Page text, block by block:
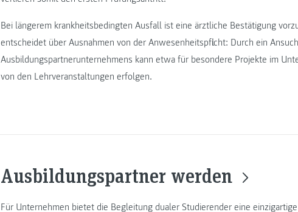
Bei längerem krankheitsbedingten Ausfall ist eine ärztliche Bestätigung
entscheidet über Ausnahmen von der Anwesenheitspflicht: Durch ein
Ausbildungspartnerunternehmens kann etwa für besondere Projekte im
von den Lehrveranstaltungen erfolgen.
Ausbildungspartner werden
Für Unternehmen bietet die Begleitung dualer Studierender eine